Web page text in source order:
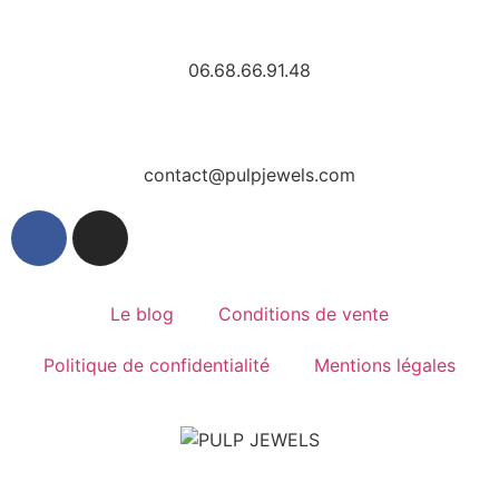
06.68.66.91.48
contact@pulpjewels.com
Le blog Conditions de vente
Politique de confidentialité Mentions légales